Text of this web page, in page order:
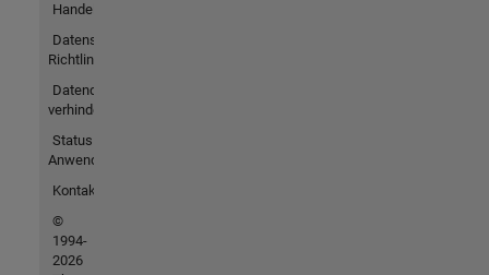
Handelsmarken
Datenschutz-
Richtlinien
Datendiebstahl
verhindern
Status von
Anwendungen
Kontakt
©
1994-
2026